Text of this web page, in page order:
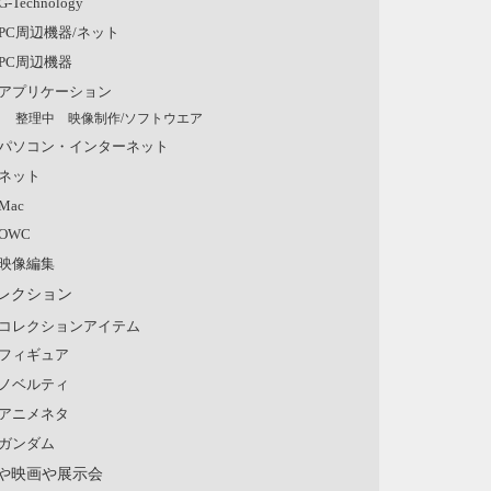
周辺機器/ネット
周辺機器
プリケーション
整理中 映像制作/ソフトウエア
ソコン・インターネット
ット
像編集
クション
レクションアイテム
ィギュア
ベルティ
ニメネタ
ンダム
映画や展示会